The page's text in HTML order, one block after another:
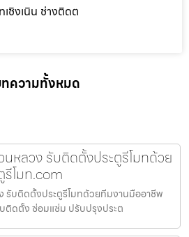
เชิงเนิน ช่างติดต
ความทั้งหมด
นหลวง รับติดตั้งประตูรีโมทด้วย
โมท.com
รับติดตั้งประตูรีโมทด้วยทีมงานมืออาชีพ
ติดตั้ง ซ่อมแซ่ม ปรับปรุงประต